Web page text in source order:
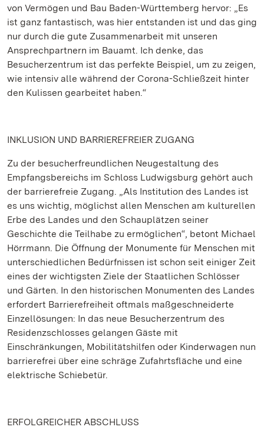
von Vermögen und Bau Baden-Württemberg hervor: „Es
ist ganz fantastisch, was hier entstanden ist und das ging
nur durch die gute Zusammenarbeit mit unseren
Ansprechpartnern im Bauamt. Ich denke, das
Besucherzentrum ist das perfekte Beispiel, um zu zeigen,
wie intensiv alle während der Corona-Schließzeit hinter
den Kulissen gearbeitet haben.“
INKLUSION UND BARRIEREFREIER ZUGANG
Zu der besucherfreundlichen Neugestaltung des
Empfangsbereichs im Schloss Ludwigsburg gehört auch
der barrierefreie Zugang. „Als Institution des Landes ist
es uns wichtig, möglichst allen Menschen am kulturellen
Erbe des Landes und den Schauplätzen seiner
Geschichte die Teilhabe zu ermöglichen“, betont Michael
Hörrmann. Die Öffnung der Monumente für Menschen mit
unterschiedlichen Bedürfnissen ist schon seit einiger Zeit
eines der wichtigsten Ziele der Staatlichen Schlösser
und Gärten. In den historischen Monumenten des Landes
erfordert Barrierefreiheit oftmals maßgeschneiderte
Einzellösungen: In das neue Besucherzentrum des
Residenzschlosses gelangen Gäste mit
Einschränkungen, Mobilitätshilfen oder Kinderwagen nun
barrierefrei über eine schräge Zufahrtsfläche und eine
elektrische Schiebetür.
ERFOLGREICHER ABSCHLUSS